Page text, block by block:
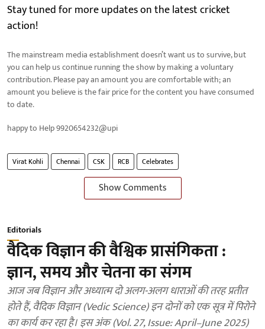
Stay tuned for more updates on the latest cricket
action!
The mainstream media establishment doesn’t want us to survive, but
you can help us continue running the show by making a voluntary
contribution. Please pay an amount you are comfortable with; an
amount you believe is the fair price for the content you have consumed
to date.
happy to Help 9920654232@upi
Virat Kohli Chennai CSK RCB Celebrates
Show Comments
Editorials
वैदिक विज्ञान की वैश्विक प्रासंगिकता :
ज्ञान, समय और चेतना का संगम
आज जब विज्ञान और अध्यात्म दो अलग-अलग धाराओं की तरह प्रतीत
होते हैं, वैदिक विज्ञान (Vedic Science) इन दोनों को एक सूत्र में पिरोने
का कार्य कर रहा है। इस अंक (Vol. 27, Issue: April–June 2025)